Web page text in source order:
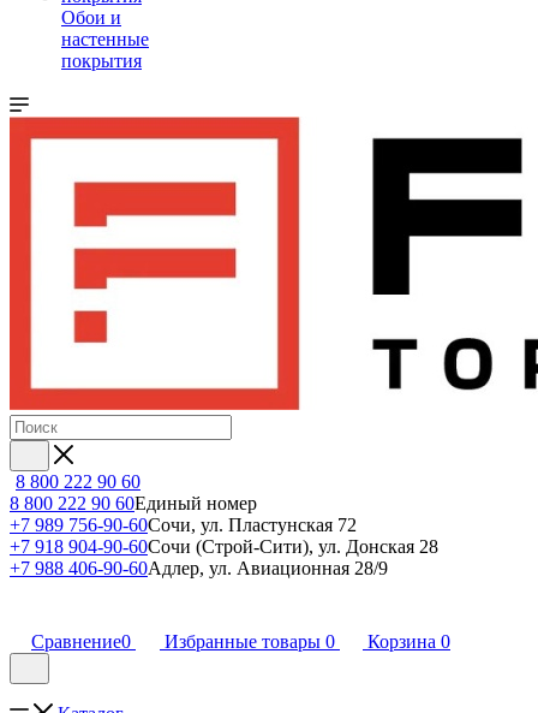
Обои и
настенные
покрытия
8 800 222 90 60
8 800 222 90 60Единый номер
+7 989 756-90-60Сочи, ул. Пластунская 72
+7 918 904-90-60Сочи (Строй-Сити), ул. Донская 28
+7 988 406-90-60Адлер, ул. Авиационная 28/9
Сравнение0 Избранные товары 0 Корзина 0